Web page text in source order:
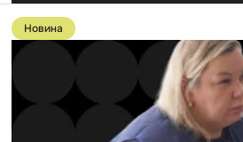
Перейти
до
публікації
«Вважає
себе
неупередженою»:
судді
рази
Новина